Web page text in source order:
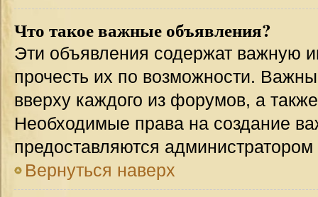
Что такое важные объявления?
Эти объявления содержат
прочесть их по возможности.
вверху каждого из форумов, а
Необходимые права на создание
предоставляются
Вернуться наверх